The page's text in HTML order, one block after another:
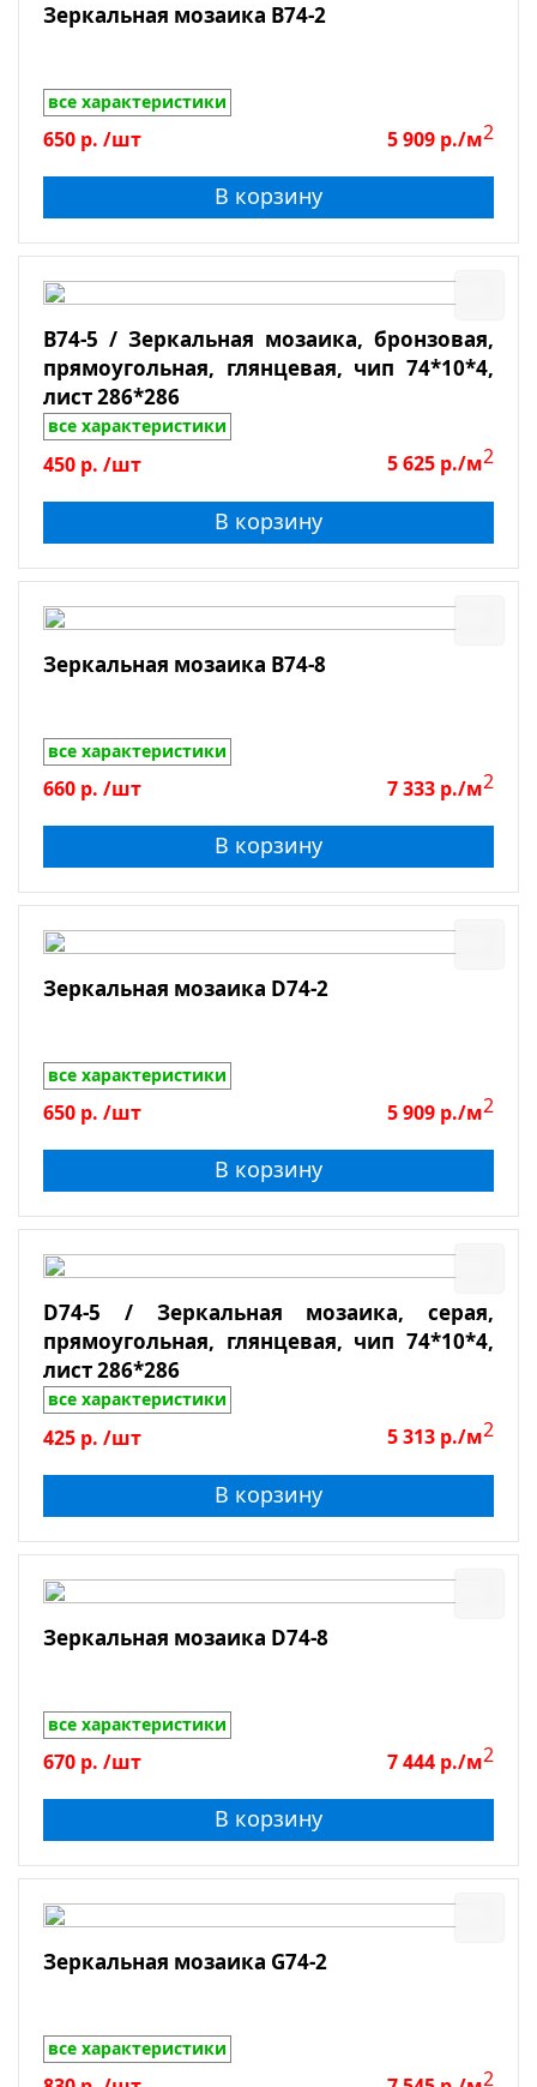
Малахитовый
Однотонный
Дерево
Металл
Применение
Хамам, сауны
Ванная
Душевая
На пол
На стены, колоны
Кухня
Столешницы
Для улицы
Тип камня
Оникс
Сланец
Боттичино
Emperador Light
Emperador Dark
Поверхность
Глянцевая
Зеркальная
Лощеная
Матовая
Противоскользящая
Зеркальная мозаика B74-2
все характеристики
650 р. /шт 5 909 р./м2
В корзину
B74-5 / Зеркальная мозаика, бронзовая,
прямоугольная, глянцевая, чип 74*10*4,
лист 286*286
все характеристики
450 р. /шт 5 625 р./м2
В корзину
Зеркальная мозаика B74-8
все характеристики
660 р. /шт 7 333 р./м2
В корзину
Зеркальная мозаика D74-2
все характеристики
650 р. /шт 5 909 р./м2
В корзину
D74-5 / Зеркальная мозаика, серая,
прямоугольная, глянцевая, чип 74*10*4,
лист 286*286
все характеристики
425 р. /шт 5 313 р./м2
В корзину
Зеркальная мозаика D74-8
все характеристики
670 р. /шт 7 444 р./м2
В корзину
Зеркальная мозаика G74-2
все характеристики
2